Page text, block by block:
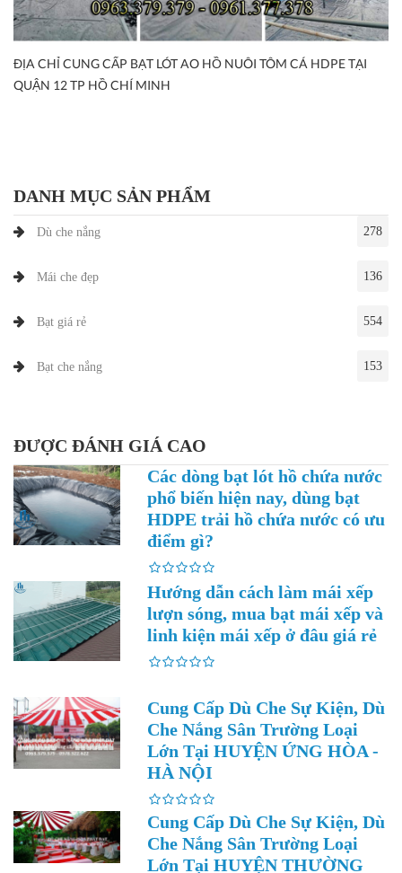
ĐỊA CHỈ CUNG CẤP BẠT LÓT AO HỒ NUÔI TÔM CÁ HDPE TẠI
QUẬN 12 TP HỒ CHÍ MINH
DANH MỤC SẢN PHẨM
Dù che nắng 278
Mái che đẹp 136
Bạt giá rẻ 554
Bạt che nắng 153
ĐƯỢC ĐÁNH GIÁ CAO
Các dòng bạt lót hồ chứa nước
phổ biến hiện nay, dùng bạt
HDPE trải hồ chứa nước có ưu
điểm gì?
Hướng dẫn cách làm mái xếp
lượn sóng, mua bạt mái xếp và
linh kiện mái xếp ở đâu giá rẻ
Cung Cấp Dù Che Sự Kiện, Dù
Che Nắng Sân Trường Loại
Lớn Tại HUYỆN ỨNG HÒA -
HÀ NỘI
Cung Cấp Dù Che Sự Kiện, Dù
Che Nắng Sân Trường Loại
Lớn Tại HUYỆN THƯỜNG